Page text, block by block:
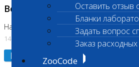
Оставить отзыв
Бланки
Задать вопрос
Заказ
ZooCode
Возобновлено выполнение
На Нагорной (Код 961, 962)
14.07.2026
Подробнее